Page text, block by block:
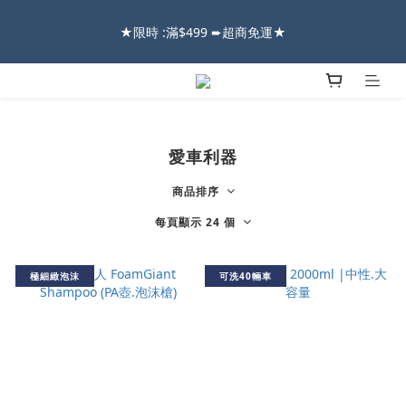
看鍍膜攻略✔ )
★限時 :滿$499 ➨超商免運★
2026車友推薦新車鍍膜１００% 成功的秘訣，全靠這組😎　 ( 查
愛車利器
商品排序
每頁顯示 24 個
極細緻泡沫 可洗40輛車